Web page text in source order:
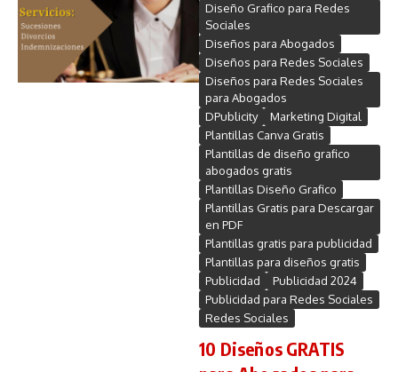
Diseño Grafico para Redes
Sociales
Diseños para Abogados
Diseños para Redes Sociales
Diseños para Redes Sociales
para Abogados
DPublicity
Marketing Digital
Plantillas Canva Gratis
Plantillas de diseño grafico
abogados gratis
Plantillas Diseño Grafico
Plantillas Gratis para Descargar
en PDF
Plantillas gratis para publicidad
Plantillas para diseños gratis
Publicidad
Publicidad 2024
Publicidad para Redes Sociales
Redes Sociales
10 Diseños GRATIS